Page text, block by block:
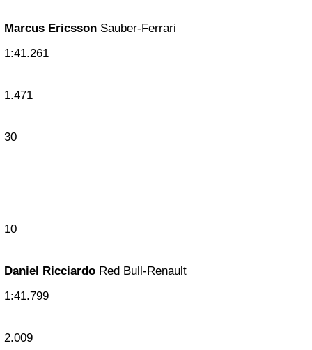
Marcus Ericsson Sauber-Ferrari
1:41.261
1.471
30
10
Daniel Ricciardo Red Bull-Renault
1:41.799
2.009